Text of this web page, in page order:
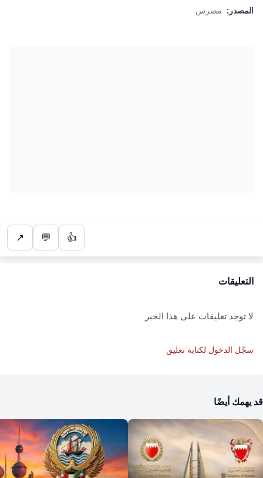
المصدر: مصرس
👍
💬
↗
التعليقات
لا توجد تعليقات على هذا الخبر
سجّل الدخول لكتابة تعليق
قد يهمك أيضًا